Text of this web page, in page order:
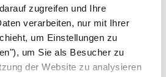
zugreifen und Ihre
verarbeiten, nur mit Ihrer
um Einstellungen zu
um Sie als Besucher zu
der Website zu analysieren